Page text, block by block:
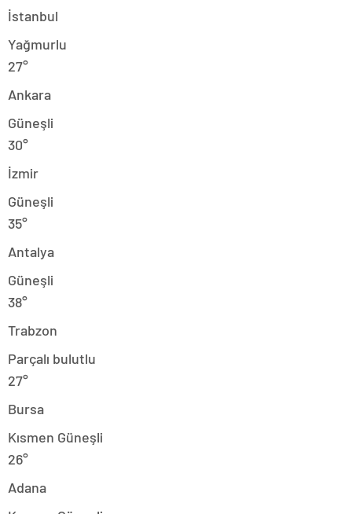
İstanbul
Yağmurlu
27°
Ankara
Güneşli
30°
İzmir
Güneşli
35°
Antalya
Güneşli
38°
Trabzon
Parçalı bulutlu
27°
Bursa
Kısmen Güneşli
26°
Adana